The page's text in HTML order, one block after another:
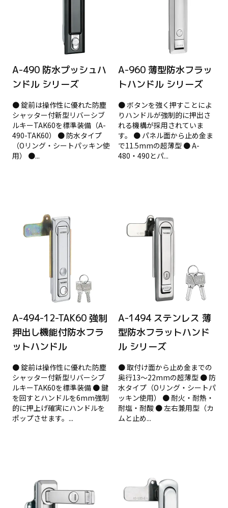
A-490 防水プッシュハ
ンドル シリーズ
● 錠前は操作性に優れた防塵
シャッター付新型リバーシブ
ルキーTAK60を標準装備（A-
490-TAK60） ● 防水タイプ
（Oリング・シートパッキン使
用） ●...
A-960 薄型防水フラッ
トハンドル シリーズ
● ボタンを強く押すことによ
りハンドルが強制的に押出さ
れる機構が採用されていま
す。 ● パネル面から止め金ま
で11.5mmの超薄型 ● A-
480・490とパ...
A-494-12-TAK60 強制
押出し機能付防水フラ
ットハンドル
● 錠前は操作性に優れた防塵
シャッター付新型リバーシブ
ルキーTAK60を標準装備 ● 鍵
を回すとハンドルを6mm強制
的に押上げ確実にハンドルを
ポップさせます。...
A-1494 ステンレス 薄
型防水フラットハンド
ル シリーズ
● 取付け面から止め金までの
奥行13～22mmの超薄型 ● 防
水タイプ（Oリング・シートパ
ッキン使用） ● 耐火・耐熱・
耐塩・耐酸 ● 左右兼用型（カ
ムと止め...